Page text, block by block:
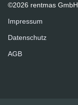
©2026 rentmas GmbH
Impressum
Datenschutz
AGB